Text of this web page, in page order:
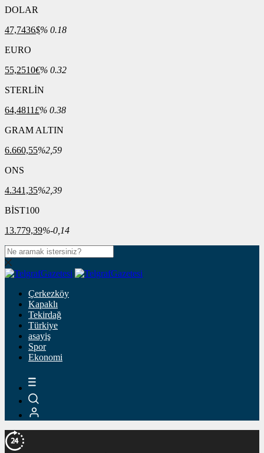
DOLAR
47,7436$% 0.18
EURO
55,2510€% 0.32
STERLİN
64,4811£% 0.38
GRAM ALTIN
6.660,55%2,59
ONS
4.341,35%2,39
BİST100
13.779,39%-0,14
Çerkezköy
Kapaklı
Tekirdağ
Türkiye
asayiş
Spor
Ekonomi